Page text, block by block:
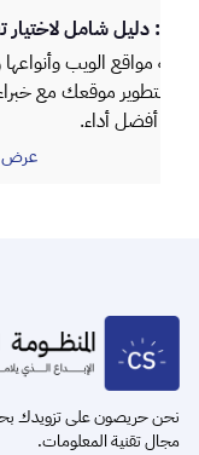
أدوات
الأداء
تعرف على
في تحليل
نحن حريصون على تزويدك
مجال تقنية المعلومات.